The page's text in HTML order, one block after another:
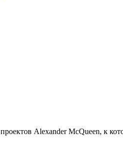
Alexander McQueen, к